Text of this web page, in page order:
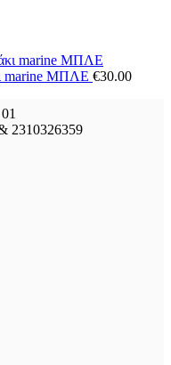
marine ΜΠΛΕ €30.00
2310326359